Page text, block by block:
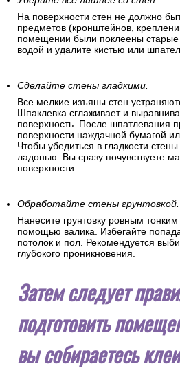
На поверхности стен не должно
предметов (кронштейнов,
помещении были поклеены старые
водой и удалите кистью или
Сделайте стены гладкими.
Все мелкие изъяны стен
Шпаклевка сглаживает и
поверхность. После шпатлевания
поверхности наждачной бумагой
Чтобы убедиться в гладкости
ладонью. Вы сразу почувствуете
поверхности.
Обработайте стены грунтовкой.
Нанесите грунтовку ровным
помощью валика. Избегайте
потолок и пол. Рекомендуется
глубокого проникновения.
Затем следует
подготовить
вы собираетесь